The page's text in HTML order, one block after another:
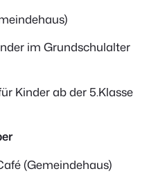
im Grundschulalter
Kinder ab der 5.Klasse
(Gemeindehaus)